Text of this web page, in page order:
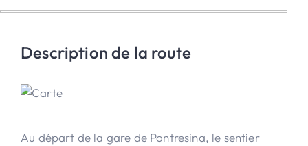
Description de la route
Au départ de la gare de Pontresina, le sentier